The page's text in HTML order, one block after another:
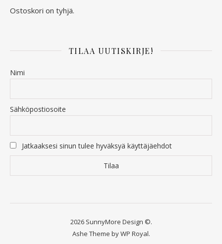
Ostoskori on tyhjä.
TILAA UUTISKIRJE!
Nimi
Sähköpostiosoite
Jatkaaksesi sinun tulee hyväksyä käyttäjäehdot
2026 SunnyMore Design ©.
Ashe Theme byWP Royal.